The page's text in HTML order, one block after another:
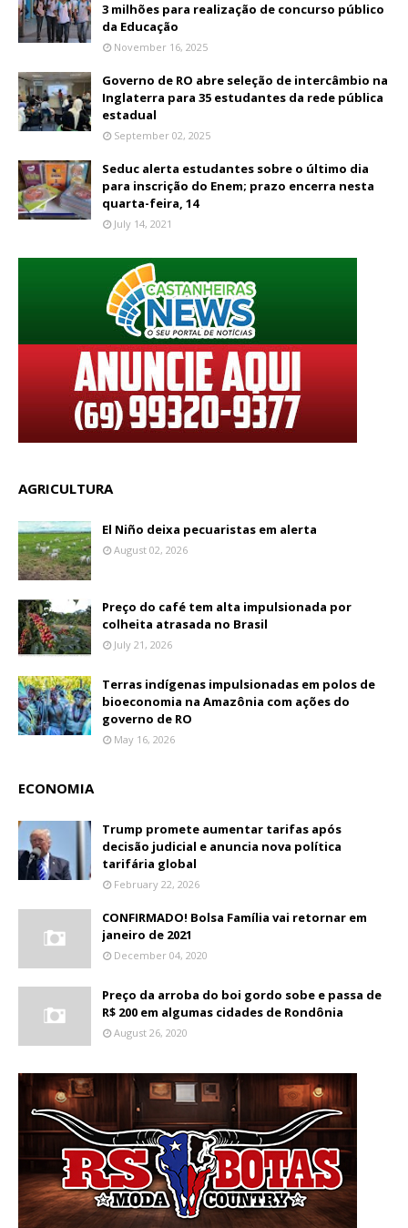
3 milhões para realização de concurso público
da Educação
November 16, 2025
Governo de RO abre seleção de intercâmbio na
Inglaterra para 35 estudantes da rede pública
estadual
September 02, 2025
Seduc alerta estudantes sobre o último dia
para inscrição do Enem; prazo encerra nesta
quarta-feira, 14
July 14, 2021
AGRICULTURA
El Niño deixa pecuaristas em alerta
August 02, 2026
Preço do café tem alta impulsionada por
colheita atrasada no Brasil
July 21, 2026
Terras indígenas impulsionadas em polos de
bioeconomia na Amazônia com ações do
governo de RO
May 16, 2026
ECONOMIA
Trump promete aumentar tarifas após
decisão judicial e anuncia nova política
tarifária global
February 22, 2026
CONFIRMADO! Bolsa Família vai retornar em
janeiro de 2021
December 04, 2020
Preço da arroba do boi gordo sobe e passa de
R$ 200 em algumas cidades de Rondônia
August 26, 2020